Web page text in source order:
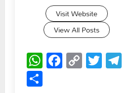
Visit Website
View All Posts
WhatsApp
Facebook
Copy
Link
Twitter